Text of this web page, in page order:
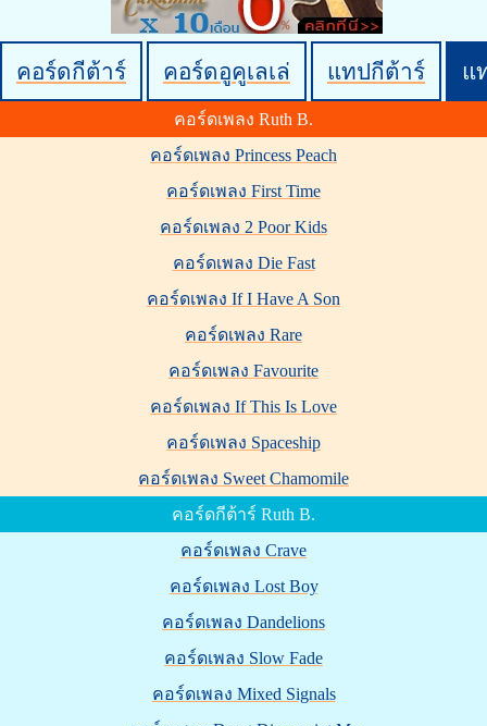
คอร์ดกีต้าร์ คอร์ดอูคูเลเล่ แทปกีต้าร์ แ
คอร์ดเพลง Ruth B.
คอร์ดเพลง Princess Peach
คอร์ดเพลง First Time
คอร์ดเพลง 2 Poor Kids
คอร์ดเพลง Die Fast
คอร์ดเพลง If I Have A Son
คอร์ดเพลง Rare
คอร์ดเพลง Favourite
คอร์ดเพลง If This Is Love
คอร์ดเพลง Spaceship
คอร์ดเพลง Sweet Chamomile
คอร์ดกีต้าร์ Ruth B.
คอร์ดเพลง Crave
คอร์ดเพลง Lost Boy
คอร์ดเพลง Dandelions
คอร์ดเพลง Slow Fade
คอร์ดเพลง Mixed Signals